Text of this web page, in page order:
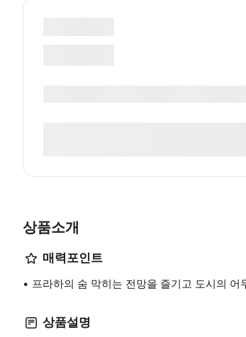
상품소개
매력포인트
프라하의 숨 막히는 전망을 즐기고 도시의 어
상품설명